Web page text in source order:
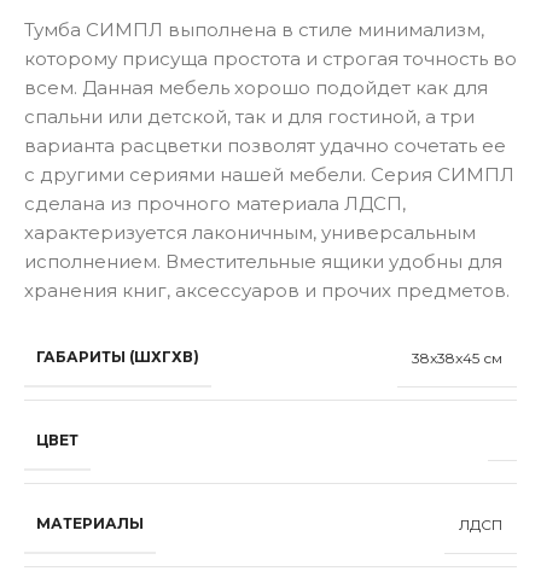
Тумба СИМПЛ выполнена в стиле минимализм,
которому присуща простота и строгая точность во
всем. Данная мебель хорошо подойдет как для
спальни или детской, так и для гостиной, а три
варианта расцветки позволят удачно сочетать ее
с другими сериями нашей мебели. Серия СИМПЛ
сделана из прочного материала ЛДСП,
характеризуется лаконичным, универсальным
исполнением. Вместительные ящики удобны для
хранения книг, аксессуаров и прочих предметов.
ГАБАРИТЫ (ШХГХВ) 38x38x45 см
ЦВЕТ
МАТЕРИАЛЫ ЛДСП